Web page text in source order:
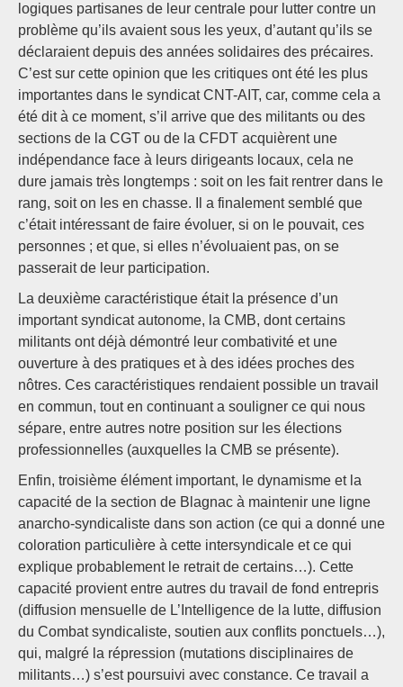
logiques partisanes de leur centrale pour lutter contre un
problème qu’ils avaient sous les yeux, d’autant qu’ils se
déclaraient depuis des années solidaires des précaires.
C’est sur cette opinion que les critiques ont été les plus
importantes dans le syndicat CNT-AIT, car, comme cela a
été dit à ce moment, s’il arrive que des militants ou des
sections de la CGT ou de la CFDT acquièrent une
indépendance face à leurs dirigeants locaux, cela ne
dure jamais très longtemps : soit on les fait rentrer dans le
rang, soit on les en chasse. Il a finalement semblé que
c’était intéressant de faire évoluer, si on le pouvait, ces
personnes ; et que, si elles n’évoluaient pas, on se
passerait de leur participation.
La deuxième caractéristique était la présence d’un
important syndicat autonome, la CMB, dont certains
militants ont déjà démontré leur combativité et une
ouverture à des pratiques et à des idées proches des
nôtres. Ces caractéristiques rendaient possible un travail
en commun, tout en continuant a souligner ce qui nous
sépare, entre autres notre position sur les élections
professionnelles (auxquelles la CMB se présente).
Enfin, troisième élément important, le dynamisme et la
capacité de la section de Blagnac à maintenir une ligne
anarcho-syndicaliste dans son action (ce qui a donné une
coloration particulière à cette intersyndicale et ce qui
explique probablement le retrait de certains…). Cette
capacité provient entre autres du travail de fond entrepris
(diffusion mensuelle de L’Intelligence de la lutte, diffusion
du Combat syndicaliste, soutien aux conflits ponctuels…),
qui, malgré la répression (mutations disciplinaires de
militants…) s’est poursuivi avec constance. Ce travail a